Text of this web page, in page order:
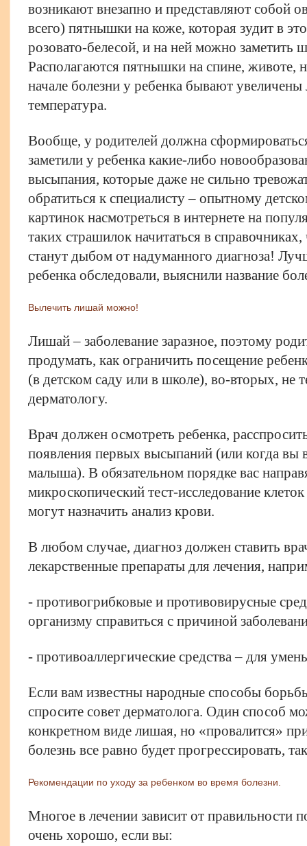
возникают внезапно и представляют собой
всего) пятнышки на коже, которая зудит в
розовато-белесой, и на ней можно
Располагаются пятнышки на спине, животе,
начале болезни у ребенка бывают
температура.
Вообще, у родителей должна
заметили у ребенка какие-либо
высыпания, которые даже не сильно
обратиться к специалисту – опытному
картинок насмотреться в интернете на
таких страшилок начитаться в
станут дыбом от надуманного диагноза!
ребенка обследовали, выяснили название
Вылечить лишай можно!
Лишай – заболевание заразное, поэтому
продумать, как ограничить посещение
(в детском саду или в школе), во-вторых, не
дерматологу.
Врач должен осмотреть ребенка,
появления первых высыпаний (или когда вы
малыша). В обязательном порядке вас
микроскопический тест-исследование
могут назначить анализ крови.
В любом случае, диагноз должен ставить
лекарственные препараты для лечения,
- противогрибковые и противовирусные
организму справиться с причиной
- противоаллергические средства – для
Если вам известны народные способы
спросите совет дерматолога. Один способ
конкретном виде лишая, но «провалится»
болезнь все равно будет прогрессировать,
Рекомендации по уходу за ребенком во время болезни.
Многое в лечении зависит от правильности
очень хорошо, если вы: